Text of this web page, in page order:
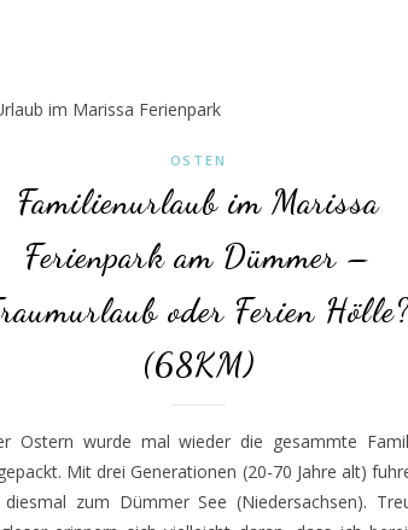
OSTEN
Familienurlaub im Marissa
Ferienpark am Dümmer –
oder Ferien
(68KM)
Ostern wurde mal wieder die gesammte
Mit drei Generationen (20-70 Jahre alt)
zum Dümmer See (Niedersachsen).